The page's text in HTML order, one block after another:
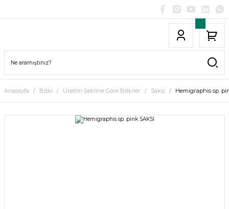
Anasayfa Bitki Üretim Şekline Göre Bitkiler Saksı Hemigraphis sp.